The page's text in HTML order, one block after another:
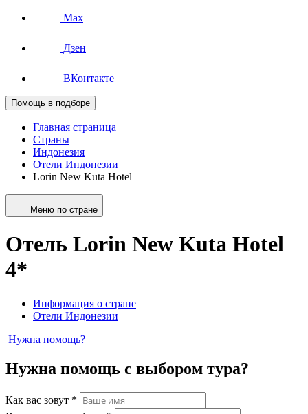
Max
Дзен
ВКонтакте
Помощь в подборе
Главная страница
Страны
Индонезия
Отели Индонезии
Lorin New Kuta Hotel
Меню по стране
Отель Lorin New Kuta Hotel
4*
Информация о стране
Отели Индонезии
Нужна помощь?
Нужна помощь с выбором тура?
Как вас зовут *